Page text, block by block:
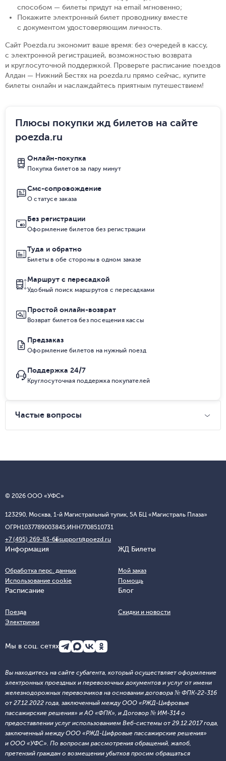
способом — билеты придут на email мгновенно;
Покажите электронный билет проводнику вместе
с документом удостоверяющим личность.
Сайт Poezda.ru экономит ваше время: без очередей в кассу,
с электронной регистрацией, возможностью возврата
и круглосуточной поддержкой. Проверьте расписание поездов
Алдан — Нижний Бестях на poezda.ru прямо сейчас, купите
билеты онлайн и наслаждайтесь приятным путешествием!
Плюсы покупки жд билетов на сайте
poezda.ru
Онлайн-покупка
Покупка билетов за пару минут
Смс-сопровождение
О статусе заказа
Без регистрации
Оформление билетов без регистрации
Туда и обратно
Билеты в обе стороны в одном заказе
Маршрут с пересадкой
Удобный поиск маршрутов с пересадками
Простой онлайн-возврат
Возврат билетов без посещения кассы
Предзаказ
Оформление билетов на нужный поезд
Поддержка 24/7
Круглосуточная поддержка покупателей
Частые вопросы
© 2026 ООО «УФС»
123290, Москва, 1-й Магистральный тупик, 5А БЦ «Магистраль Плаза»
ОГРН1037789003845;ИНН7708510731
+7 (495) 269-83-65support@poezd.ru
Информация
Обработка перс. данных
Использование cookie
ЖД Билеты
Мой заказ
Помощь
Расписание
Поезда
Электрички
Блог
Скидки и новости
Мы в соц. сетях
Вы находитесь на сайте субагента, который осуществляет оформление
электронных проездных и перевозочных документов и услуг от имени
железнодорожных перевозчиков на основании договора № ФПК-22-316
от 27.12.2022 года, заключенный между ООО «РЖД-Цифровые
пассажирские решения» и АО «ФПК», и Договор № ИМ-314 о
предоставлении услуг использованием Веб-системы от 29.12.2017 года,
заключенный между ООО «РЖД-Цифровые пассажирские решения»
и ООО «УФС». По вопросам рассмотрения обращений, жалоб,
претензий граждан о возмещении убытков просим обращаться